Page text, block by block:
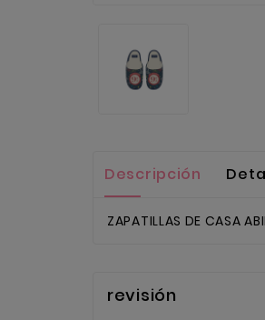
Descripción
ZAPATILLAS DE CASA
revisión